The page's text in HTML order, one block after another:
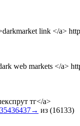
link </a>
web markets </a>
тг</a>
436437→ из (16133)